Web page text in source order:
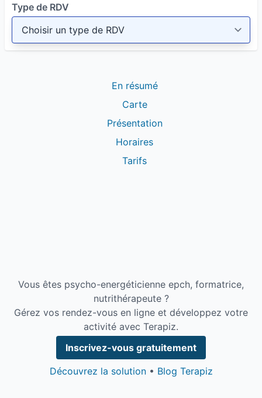
Type de RDV
En résumé
Carte
Présentation
Horaires
Tarifs
Vous êtes psycho-energéticienne epch, formatrice,
nutrithérapeute ?
Gérez vos rendez-vous en ligne et développez votre
activité avec Terapiz.
Inscrivez-vous gratuitement
Découvrez la solution• Blog Terapiz